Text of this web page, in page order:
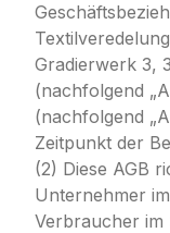
Gradierwerk 3,
(nachfolgend
(nachfolgend
Zeitpunkt der
(2) Diese AGB
Unternehmer
Verbraucher im